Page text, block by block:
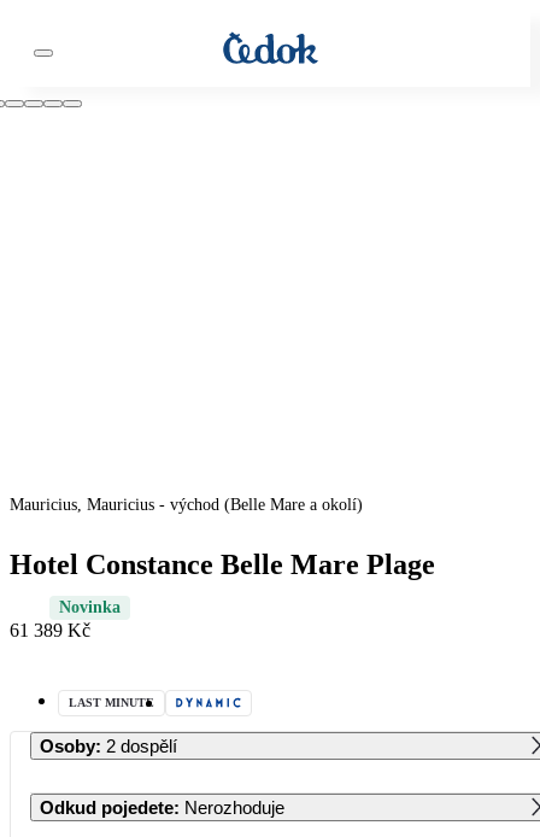
Mauricius, Mauricius - východ (Belle Mare a okolí)
Hotel Constance Belle Mare Plage
Novinka
61 389 Kč
LAST MINUTE
Osoby: 2 dospělí
Odkud pojedete: Nerozhoduje